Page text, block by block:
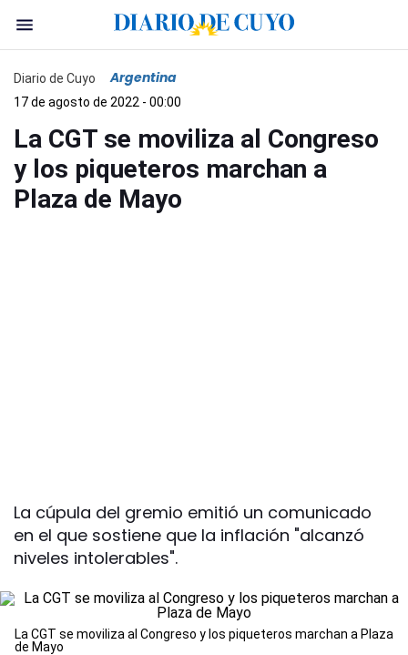
Diario de Cuyo Argentina
17 de agosto de 2022 - 00:00
La CGT se moviliza al Congreso
y los piqueteros marchan a
Plaza de Mayo
La cúpula del gremio emitió un comunicado
en el que sostiene que la inflación "alcanzó
niveles intolerables".
La CGT se moviliza al Congreso y los piqueteros marchan a Plaza
de Mayo